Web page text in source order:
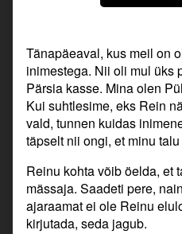
Tänapäeaval, kus meil on
inimestega. Nii oli mul üks
Pärsia kasse. Mina olen
Kui suhtlesime, eks Rein
vald, tunnen kuidas
täpselt nii ongi, et minu
Reinu kohta võib öelda, et
mässaja. Saadeti pere,
ajaraamat ei ole Reinu
kirjutada, seda jagub.